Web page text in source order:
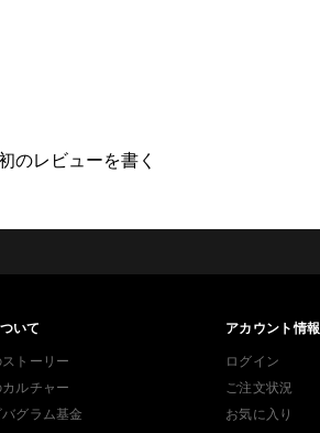
のレビューを書く
A･Cラバー ロイ
初回購入時に10%OFF
いて
ストーリー
カルチャー
バグラム基金
アカウント情報
ログイン
ご注文状況
お気に入り